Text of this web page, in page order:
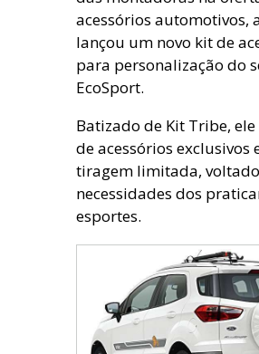
acessórios automotivos,
lançou um novo kit de
para personalização do
EcoSport.
Batizado de Kit Tribe,
de acessórios exclusivos
tiragem limitada,
necessidades dos
esportes.